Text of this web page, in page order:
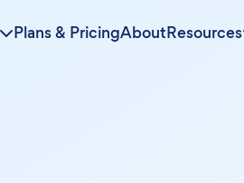
Plans & PricingAboutResources